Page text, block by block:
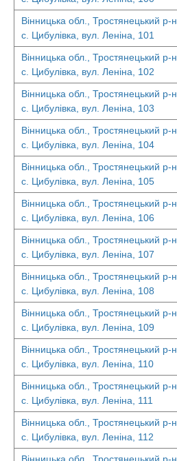
Вінницька обл., Тростянецький р-н,
с. Цибулівка, вул. Леніна, 101
Вінницька обл., Тростянецький р-н,
с. Цибулівка, вул. Леніна, 102
Вінницька обл., Тростянецький р-н,
с. Цибулівка, вул. Леніна, 103
Вінницька обл., Тростянецький р-н,
с. Цибулівка, вул. Леніна, 104
Вінницька обл., Тростянецький р-н,
с. Цибулівка, вул. Леніна, 105
Вінницька обл., Тростянецький р-н,
с. Цибулівка, вул. Леніна, 106
Вінницька обл., Тростянецький р-н,
с. Цибулівка, вул. Леніна, 107
Вінницька обл., Тростянецький р-н,
с. Цибулівка, вул. Леніна, 108
Вінницька обл., Тростянецький р-н,
с. Цибулівка, вул. Леніна, 109
Вінницька обл., Тростянецький р-н,
с. Цибулівка, вул. Леніна, 110
Вінницька обл., Тростянецький р-н,
с. Цибулівка, вул. Леніна, 111
Вінницька обл., Тростянецький р-н,
с. Цибулівка, вул. Леніна, 112